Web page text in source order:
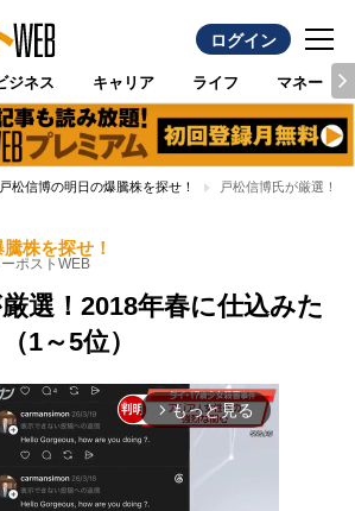
ログイン
ジネス キャリア ライフ マネー
戸松信博の明日の爆騰株を探せ！ 戸松信博氏が厳選！
株を探せ！
ポストWEB
選！2018年春に仕込みた
1～5位）
arrow_forward_ios もっと見る